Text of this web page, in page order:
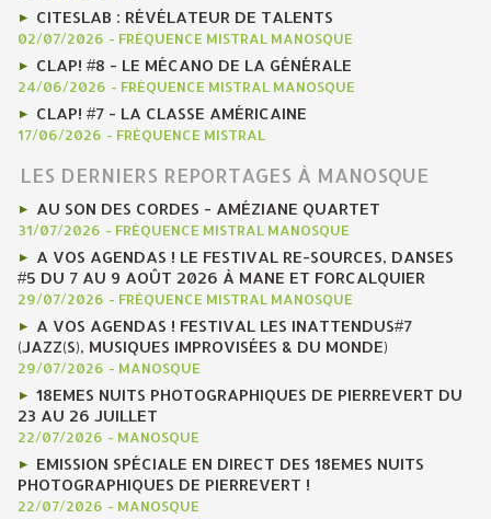
CITESLAB : RÉVÉLATEUR DE TALENTS
02/07/2026 - FRÉQUENCE MISTRAL MANOSQUE
CLAP! #8 - LE MÉCANO DE LA GÉNÉRALE
24/06/2026 - FRÉQUENCE MISTRAL MANOSQUE
CLAP! #7 - LA CLASSE AMÉRICAINE
17/06/2026 - FRÉQUENCE MISTRAL
LES DERNIERS REPORTAGES À MANOSQUE
AU SON DES CORDES - AMÉZIANE QUARTET
31/07/2026 - FRÉQUENCE MISTRAL MANOSQUE
A VOS AGENDAS ! LE FESTIVAL RE-SOURCES, DANSES
#5 DU 7 AU 9 AOÛT 2026 À MANE ET FORCALQUIER
29/07/2026 - FRÉQUENCE MISTRAL MANOSQUE
A VOS AGENDAS ! FESTIVAL LES INATTENDUS#7
(JAZZ(S), MUSIQUES IMPROVISÉES & DU MONDE)
29/07/2026 - MANOSQUE
18EMES NUITS PHOTOGRAPHIQUES DE PIERREVERT DU
23 AU 26 JUILLET
22/07/2026 - MANOSQUE
EMISSION SPÉCIALE EN DIRECT DES 18EMES NUITS
PHOTOGRAPHIQUES DE PIERREVERT !
22/07/2026 - MANOSQUE